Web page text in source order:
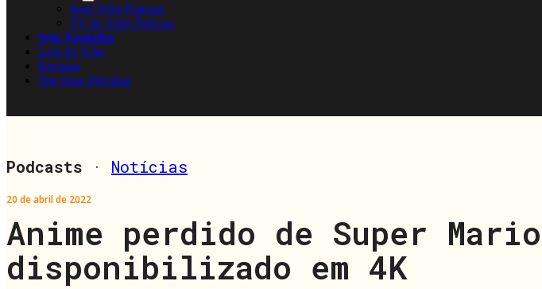
Jogo Véio Podcast
TV de Tubo Podcast
Seja Apoiador
Loja do Véio
Revistas
Tire Suas Dúvidas
Podcasts · Notícias
20 de abril de 2022
Anime perdido de Super
disponibilizado em 4K